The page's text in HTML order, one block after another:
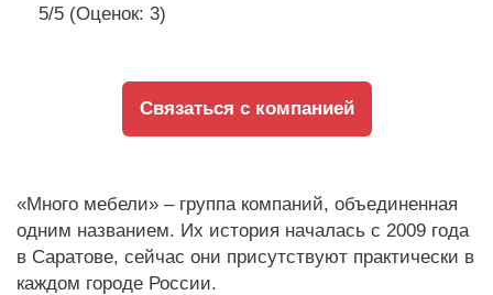
5/5 (Оценок: 3)
Связаться с компанией
«Много мебели» – группа компаний, объединенная
одним названием. Их история началась с 2009 года
в Саратове, сейчас они присутствуют практически в
каждом городе России.